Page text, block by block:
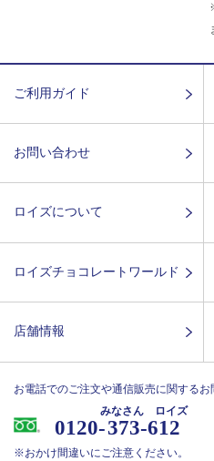
ご利用ガイド
お問い合わせ
ロイズについて
ロイズチョコレートワールド
店舗情報
お電話でのご注文や通信販売に関するお
0120-373-612
みなさん ロイズ
※おかけ間違いにご注意ください。